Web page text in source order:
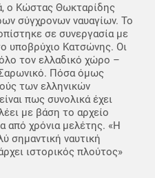
ο Κώστας Θωκταρίδης
σύγχρονων ναυαγίων. Το
σε συνεργασία με
υποβρύχιο Κατσώνης. Οι
τον ελλαδικό χώρο –
Πόσα όμως
των ελληνικών
πως συνολικά έχει
με βάση το αρχείο
από χρόνια μελέτης. «Η
σημαντική ναυτική
ιστορικός πλούτος»